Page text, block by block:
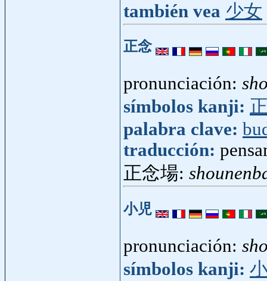
también vea 少女
正念
pronunciación:
símbolos kanji:
palabra clave:
traducción:
正念場:
小児
pronunciación:
símbolos kanji: